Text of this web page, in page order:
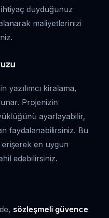
ihtiyaç duyduğunuz
maliyetlerinizi
yazılımcı kiralama,
Projenizin
ayarlayabilir,
faydalanabilirsiniz. Bu
erişerek en uygun
edebilirsiniz.
sözleşmeli güvence